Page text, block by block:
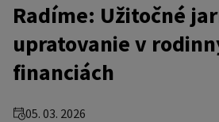
Radíme: Užitočné
upratovanie v
financiách
05. 03. 2026